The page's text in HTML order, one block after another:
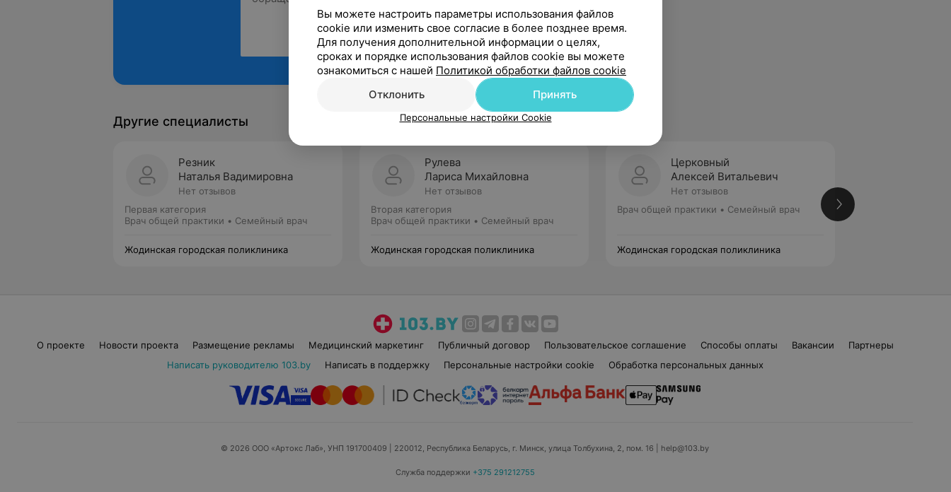
Рекомендую
Другие специалисты
Резник
Наталья Вадимировна
Нет отзывов
Первая категория
Врач общей практики • Семейный врач
Жодинская городская поликлиника
Рулева
Лариса Михайловна
Нет отзывов
Вторая категория
Врач общей практики • Семейный врач
Жодинская городская поликлиника
Церковный
Алексей Витальевич
Нет отзывов
Врач общей практики • Семейный врач
Жодинская городская поликлиника
О проекте Новости проекта Размещение рекламы Медицинский маркетинг Публичный договор Пользовательское соглашение Способы оплаты Вакансии
Партнеры
Написать руководителю 103.by
Написать в поддержку Персональные настройки cookie Обработка персональных данных
© 2026 ООО «Артокс Лаб», УНП 191700409 | 220012, Республика Беларусь, г. Минск, улица Толбухина, 2, пом. 16 | help@103.by
Служба поддержки +375 291212755
Вы можете настроить параметры использования файлов
cookie или изменить свое согласие в более позднее время.
Для получения дополнительной информации о целях,
сроках и порядке использования файлов cookie вы можете
ознакомиться с нашей Политикой обработки файлов cookie
Отклонить
Принять
Персональные настройки Cookie